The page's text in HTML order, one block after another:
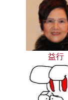
益行